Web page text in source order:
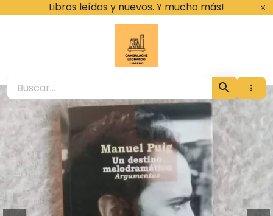
Libros leídos y nuevos. Y mucho más!
Cambalache